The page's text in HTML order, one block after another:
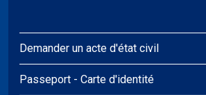
Demander un acte d'état civil
Passeport - Carte d'identité